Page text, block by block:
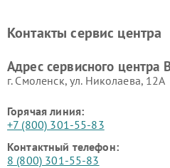
Контакты сервис центра
Адрес сервисного центра
г. Смоленск, ул. Николаева, 12А
Горячая линия:
+7 (800) 301-55-83
Контактный телефон:
8 (800) 301-55-83